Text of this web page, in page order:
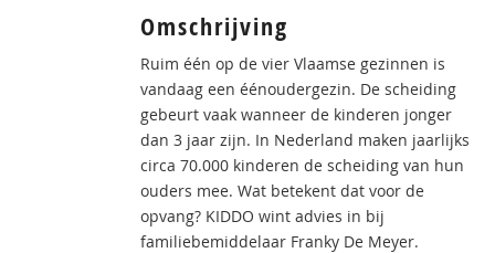
Omschrijving
Ruim één op de vier Vlaamse gezinnen is
vandaag een éénoudergezin. De scheiding
gebeurt vaak wanneer de kinderen jonger
dan 3 jaar zijn. In Nederland maken jaarlijks
circa 70.000 kinderen de scheiding van hun
ouders mee. Wat betekent dat voor de
opvang? KIDDO wint advies in bij
familiebemiddelaar Franky De Meyer.